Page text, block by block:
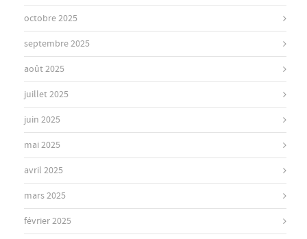
octobre 2025
septembre 2025
août 2025
juillet 2025
juin 2025
mai 2025
avril 2025
mars 2025
février 2025